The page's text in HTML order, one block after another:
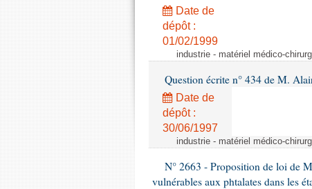
Date de
dépôt :
01/02/1999
industrie - matériel médico-
Question écrite n° 434 de M.
Date de
dépôt :
30/06/1997
industrie - matériel médico-
N° 2663 - Proposition de loi de
vulnérables aux phtalates dans les